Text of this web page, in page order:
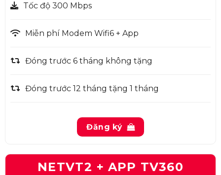
Tốc độ 300 Mbps
Miễn phí Modem Wifi6 + App
Đóng trước 6 tháng không tặng
Đóng trước 12 tháng tặng 1 tháng
Đăng ký
NETVT2 + APP TV360